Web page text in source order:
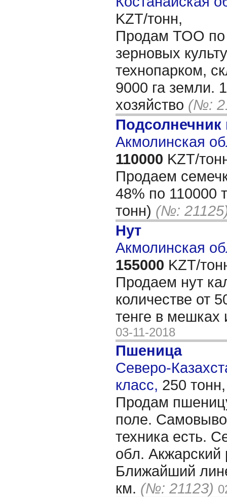
KZT/тонн,
Продам ТОО
зерновых
технопарком,
9000 га земли.
хозяйство (№:
Акмолинская
110000 KZT/
Продаем
48% по 110000
тонн) (№:
Нут
Акмолинская
155000 KZT/
Продаем нут
количестве от
тенге в мешках
03-11-2018
Пшеница
Северо-
класс, 250
Продам
поле.
техника есть.
обл. Акжарский
Ближайший
км. (№: 21123)